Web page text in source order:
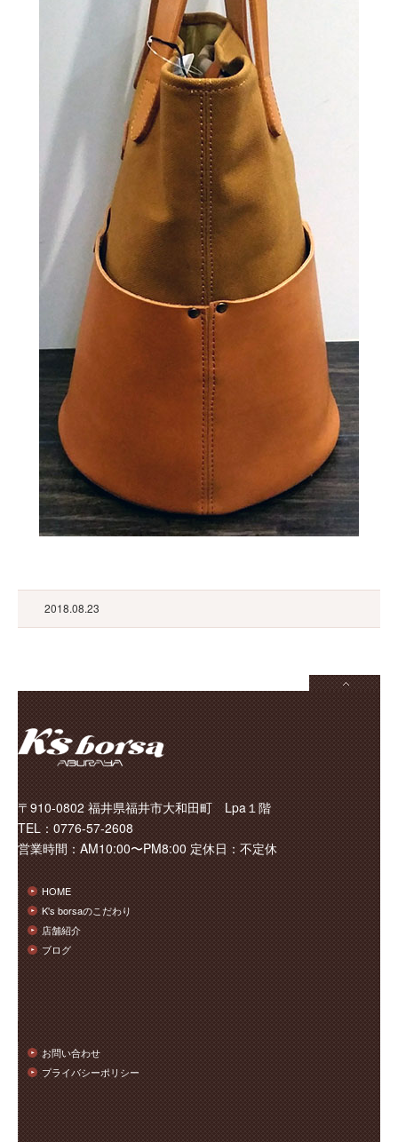
2018.08.23
〒910-0802 福井県福井市大和田町 Lpa１階
TEL：0776-57-2608
営業時間：AM10:00〜PM8:00 定休日：不定休
HOME
K's borsaのこだわり
店舗紹介
ブログ
お問い合わせ
プライバシーポリシー